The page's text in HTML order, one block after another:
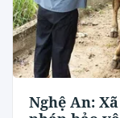
Nghệ An: